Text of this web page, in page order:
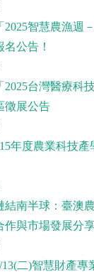
智慧農漁週
公告！
2025台灣醫療科
徵展公告
年度農業科技產
結南半球：臺澳
作與市場發展分
二)智慧財產專